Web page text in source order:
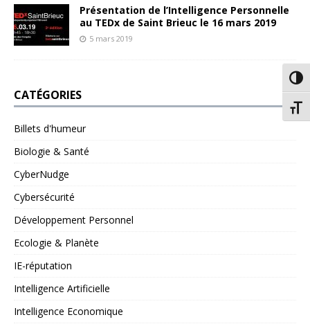
Présentation de l’Intelligence Personnelle
au TEDx de Saint Brieuc le 16 mars 2019
5 mars 2019
CATÉGORIES
Billets d'humeur
Biologie & Santé
CyberNudge
Cybersécurité
Développement Personnel
Ecologie & Planète
IE-réputation
Intelligence Artificielle
Intelligence Economique